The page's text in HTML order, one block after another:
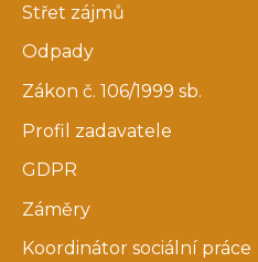
Střet zájmů
Odpady
Zákon č. 106/1999 sb.
Profil zadavatele
GDPR
Záměry
Koordinátor sociální práce